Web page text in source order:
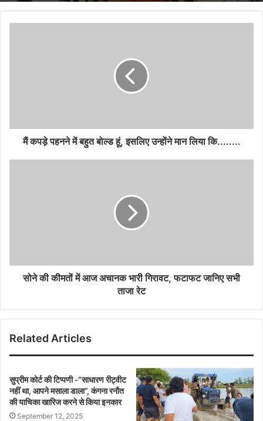
मैं कपड़े पहनने में बहुत बोल्ड हूं, इसलिए उन्होंने मान लिया कि........
सोने की कीमतों में आज अचानक भारी गिरावट, फटाफट जानिए सभी
ताजा रेट
Related Articles
सुप्रीम कोर्ट की टिप्पणी -“साधारण रीट्वीट
नहीं था, आपने मसाला डाला”, कंगना रनौत
की याचिका खारिज करने से किया इनकार
September 12, 2025